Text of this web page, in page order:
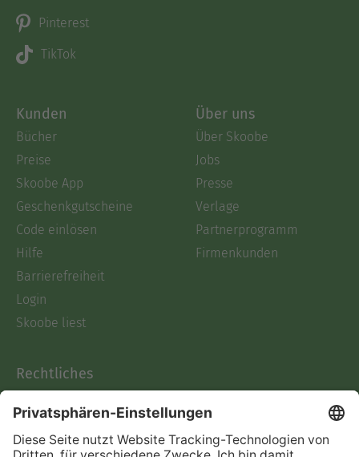
Pinterest
TikTok
Kunden
Bücher
Preise
Skoobe App
Geschenkgutscheine
Code einlösen
Hilfe
Barrierefreiheit
Login
Skoobe liest
Über uns
Über Skoobe
Jobs
Presse
Verlage
Partnerprogramm
Firmenkunden
Rechtliches
AGB
Informationen nach Data